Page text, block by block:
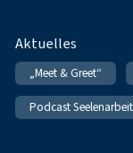
Fußnavigation
Aktuelles
„Meet & Greet“
Podcast Seelenarbeit